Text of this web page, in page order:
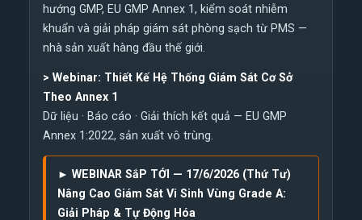
hướng GMP, EU GMP Annex 1, kiểm soát nhiễm
khuẩn và giải pháp giám sát phòng sạch từ PMS —
nhà sản xuất hàng đầu thế giới.
> Webinar: Thiết Kế Hệ Thống Giám Sát Cơ Sở
Theo Annex 1
Dữ liệu · Báo cáo · Giải thích kết quả — EU GMP
Annex 1:2022, sản xuất vô trùng.
► WEBINAR SắP TỚI — 17/6/2026 (Thứ Tư)
Nâng Cao Giám Sát Vi Sinh Vùng Grade A:
Giải Pháp & Tự Động Hóa